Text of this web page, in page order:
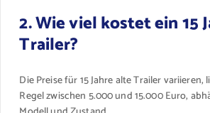
2. Wie viel kostet ein 15
Trailer?
Die Preise für 15 Jahre alte Trailer
Regel zwischen 5.000 und 15.000 Euro,